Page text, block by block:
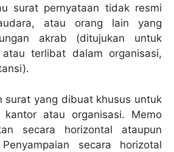
surat pernyataan tidak resmi
atau orang lain yang
akrab (ditujukan untuk
terlibat dalam organisasi,
surat yang dibuat khusus untuk
kantor atau organisasi. Memo
secara horizontal ataupun
secara horizotal